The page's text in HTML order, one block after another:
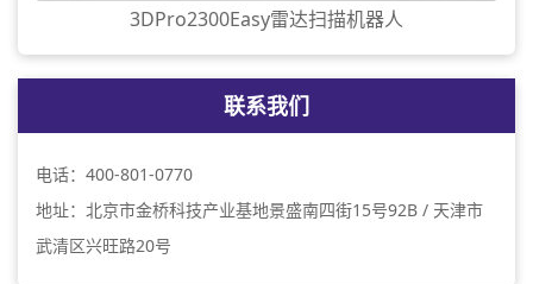
3DPro2300Easy雷达扫描机器人
联系我们
电话：400-801-0770
地址：北京市金桥科技产业基地景盛南四街15号92B / 天津市
武清区兴旺路20号